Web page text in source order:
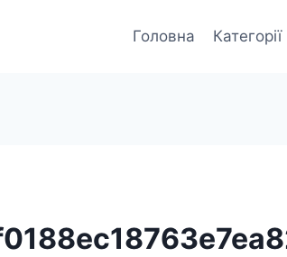
Головна Категорії